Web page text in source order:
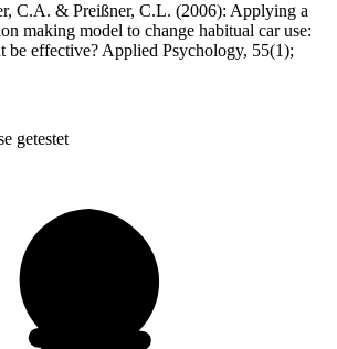
C.A. & Preißner, C.L. (2006): Applying a
making model to change habitual car use:
be effective? Applied Psychology, 55(1);
getestet